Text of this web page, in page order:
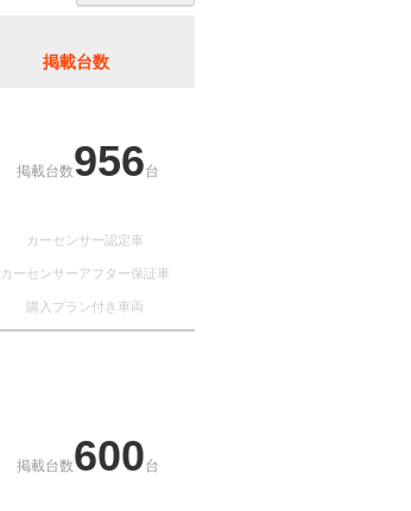
掲載台数
掲載台数956台
カーセンサー認定車
カーセンサーアフター保証車
購入プラン付き車両
掲載台数600台